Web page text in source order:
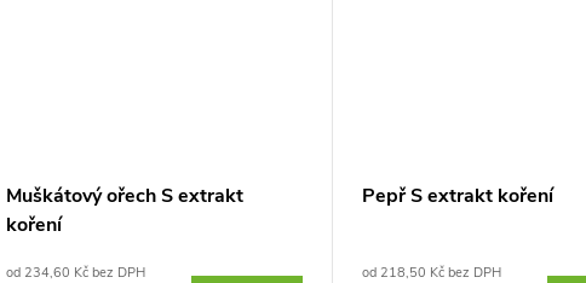
Muškátový ořech S extrakt
koření
od 234,60 Kč bez DPH
Pepř S extrakt koření
od 218,50 Kč bez DPH